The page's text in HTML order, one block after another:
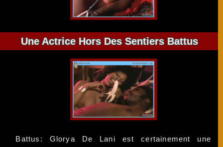
Une Actrice Hors Des Sentiers Battus
Battus: Glorya De Lani est certainement une